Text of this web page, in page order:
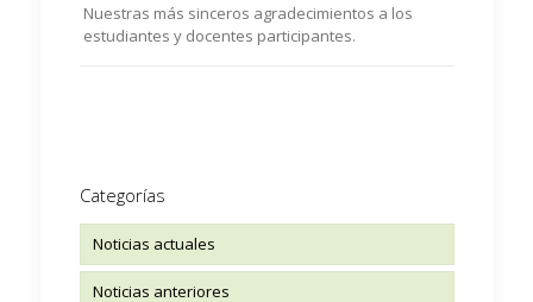
Nuestras más sinceros agradecimientos a los
estudiantes y docentes participantes.
Categorías
Noticias actuales
Noticias anteriores